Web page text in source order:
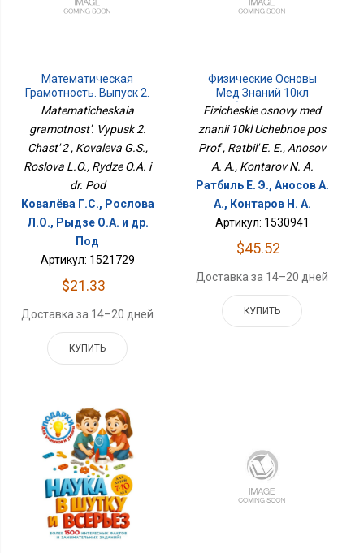
Математическая
Грамотность. Выпуск 2.
Часть 2
Matematicheskaia
gramotnost'. Vypusk 2.
Chast' 2 , Kovaleva G.S.,
Roslova L.O., Rydze O.A. i
dr. Pod
Ковалёва Г.С., Рослова
Л.О., Рыдзе О.А. и др.
Под
Артикул: 1521729
$21.33
Доставка за 14–20 дней
КУПИТЬ
Физические Основы
Мед Знаний 10кл
Учебное Пос Проф
Fizicheskie osnovy med
znanii 10kl Uchebnoe pos
Prof , Ratbil' E. E., Anosov
A. A., Kontarov N. A.
Ратбиль Е. Э., Аносов А.
А., Контаров Н. А.
Артикул: 1530941
$45.52
Доставка за 14–20 дней
КУПИТЬ